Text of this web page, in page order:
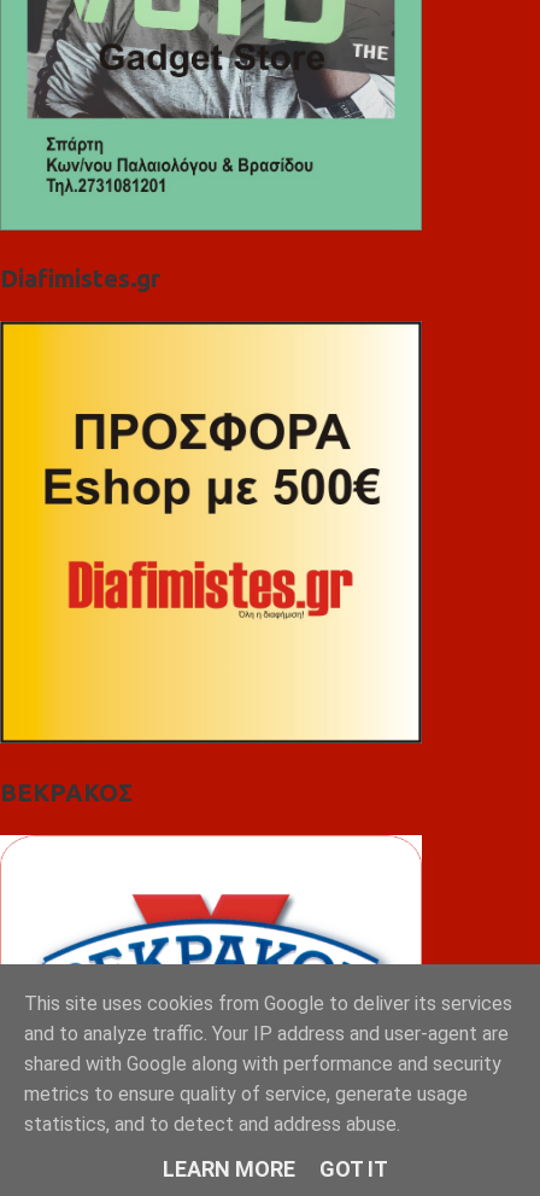
Diafimistes.gr
ΒΕΚΡΑΚΟΣ
This site uses cookies from Google to deliver its services
and to analyze traffic. Your IP address and user-agent are
shared with Google along with performance and security
metrics to ensure quality of service, generate usage
statistics, and to detect and address abuse.
LEARN MORE GOT IT